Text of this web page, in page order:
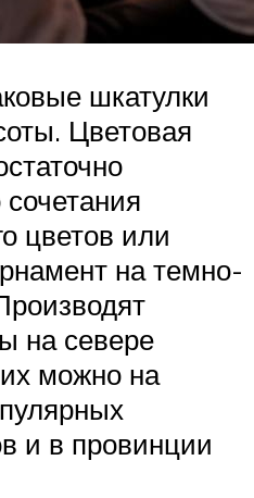
шкатулки
Цветовая
цветов или
на темно-
на севере
можно на
и в провинции